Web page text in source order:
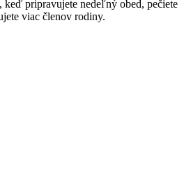
pripravujete nedeľný obed, pečiete
viac členov rodiny.